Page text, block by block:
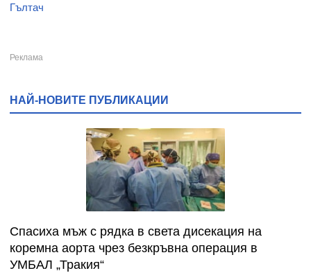
Гълтач
НАЙ-НОВИТЕ ПУБЛИКАЦИИ
Спасиха мъж с рядка в света дисекация на
коремна аорта чрез безкръвна операция в
УМБАЛ „Тракия“